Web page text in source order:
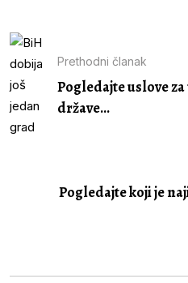
Prethodni članak
Pogledajte uslove
države...
Pogledajte koji je